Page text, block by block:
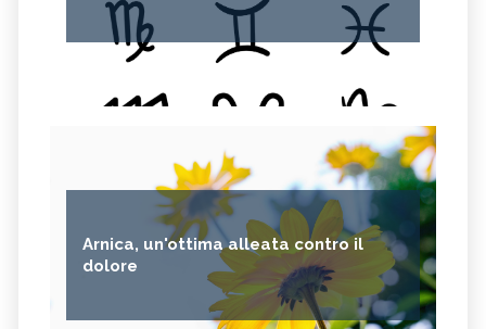
Arnica, un'ottima alleata contro il
dolore